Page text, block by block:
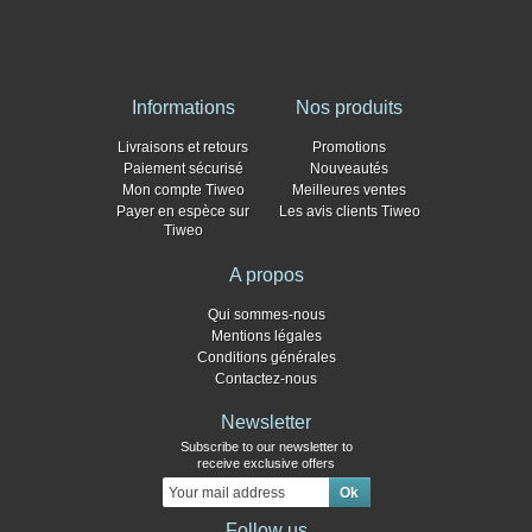
Informations
Livraisons et retours
Paiement sécurisé
Mon compte Tiweo
Payer en espèce sur
Tiweo
Nos produits
Promotions
Nouveautés
Meilleures ventes
Les avis clients Tiweo
A propos
Qui sommes-nous
Mentions légales
Conditions générales
Contactez-nous
Newsletter
Subscribe to our newsletter to
receive exclusive offers